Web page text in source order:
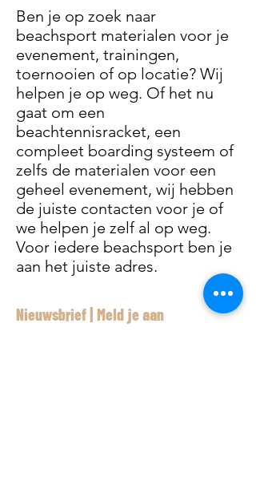
Ben je op zoek naar
beachsport materialen voor je
evenement, trainingen,
toernooien of op locatie? Wij
helpen je op weg. Of het nu
gaat om een
beachtennisracket, een
compleet boarding systeem of
zelfs de materialen voor een
geheel evenement, wij hebben
de juiste contacten voor je of
we helpen je zelf al op weg.
Voor iedere beachsport ben je
aan het juiste adres.
Nieuwsbrief | Meld je aan